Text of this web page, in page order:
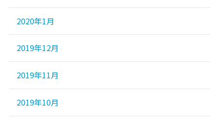
2020年1月
2019年12月
2019年11月
2019年10月